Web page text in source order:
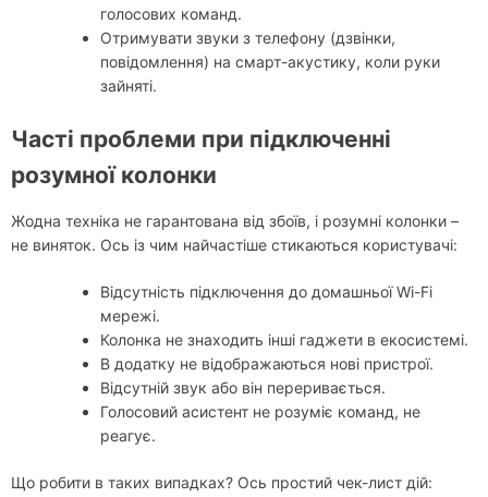
голосових команд.
Отримувати звуки з телефону (дзвінки,
повідомлення) на смарт-акустику, коли руки
зайняті.
Часті проблеми при підключенні
розумної колонки
Жодна техніка не гарантована від збоїв, і розумні колонки –
не виняток. Ось із чим найчастіше стикаються користувачі:
Відсутність підключення до домашньої Wi-Fi
мережі.
Колонка не знаходить інші гаджети в екосистемі.
В додатку не відображаються нові пристрої.
Відсутній звук або він переривається.
Голосовий асистент не розуміє команд, не
реагує.
Що робити в таких випадках? Ось простий чек-лист дій: